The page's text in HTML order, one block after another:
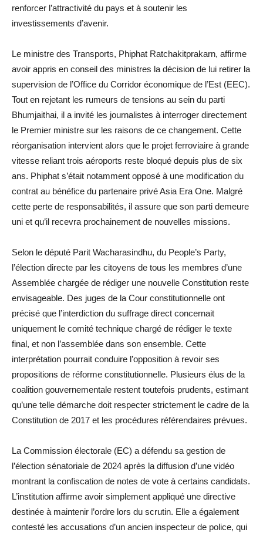
renforcer l’attractivité du pays et à soutenir les
investissements d’avenir.
Le ministre des Transports, Phiphat Ratchakitprakarn, affirme
avoir appris en conseil des ministres la décision de lui retirer la
supervision de l’Office du Corridor économique de l’Est (EEC).
Tout en rejetant les rumeurs de tensions au sein du parti
Bhumjaithai, il a invité les journalistes à interroger directement
le Premier ministre sur les raisons de ce changement. Cette
réorganisation intervient alors que le projet ferroviaire à grande
vitesse reliant trois aéroports reste bloqué depuis plus de six
ans. Phiphat s’était notamment opposé à une modification du
contrat au bénéfice du partenaire privé Asia Era One. Malgré
cette perte de responsabilités, il assure que son parti demeure
uni et qu’il recevra prochainement de nouvelles missions.
Selon le député Parit Wacharasindhu, du People’s Party,
l’élection directe par les citoyens de tous les membres d’une
Assemblée chargée de rédiger une nouvelle Constitution reste
envisageable. Des juges de la Cour constitutionnelle ont
précisé que l’interdiction du suffrage direct concernait
uniquement le comité technique chargé de rédiger le texte
final, et non l’assemblée dans son ensemble. Cette
interprétation pourrait conduire l’opposition à revoir ses
propositions de réforme constitutionnelle. Plusieurs élus de la
coalition gouvernementale restent toutefois prudents, estimant
qu’une telle démarche doit respecter strictement le cadre de la
Constitution de 2017 et les procédures référendaires prévues.
La Commission électorale (EC) a défendu sa gestion de
l’élection sénatoriale de 2024 après la diffusion d’une vidéo
montrant la confiscation de notes de vote à certains candidats.
L’institution affirme avoir simplement appliqué une directive
destinée à maintenir l’ordre lors du scrutin. Elle a également
contesté les accusations d’un ancien inspecteur de police, qui